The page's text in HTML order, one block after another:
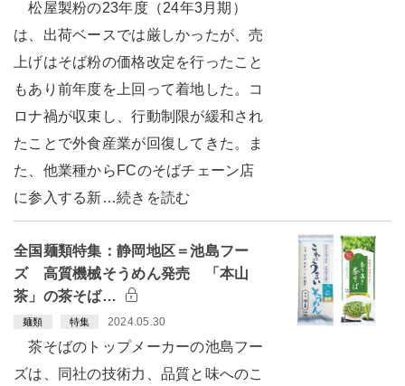
松屋製粉の23年度（24年3月期）
は、出荷ベースでは厳しかったが、売
上げはそば粉の価格改定を行ったこと
もあり前年度を上回って着地した。コ
ロナ禍が収束し、行動制限が緩和され
たことで外食産業が回復してきた。ま
た、他業種からFCのそばチェーン店
に参入する新…続きを読む
全国麺類特集：静岡地区＝池島フー
ズ 高質機械そうめん発売 「本山
茶」の茶そば…
麺類 特集 2024.05.30
茶そばのトップメーカーの池島フー
ズは、同社の技術力、品質と味へのこ